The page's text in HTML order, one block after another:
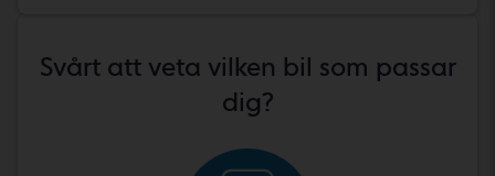
Svårt att veta vilken bil som passar
dig?